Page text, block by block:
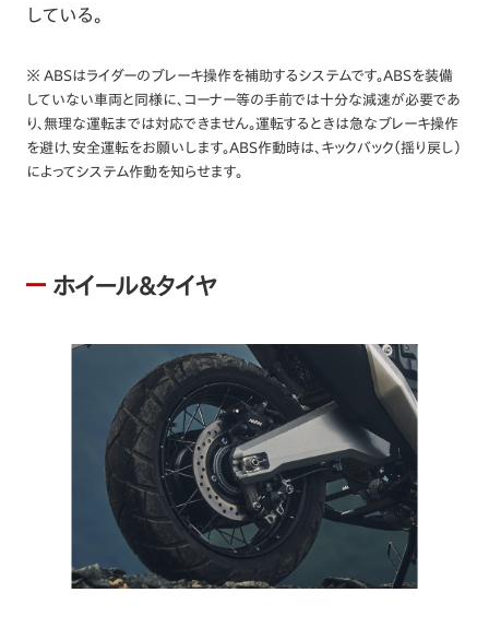
している。
※ ABSはライダーのブレーキ操作を補助するシステムです。ABSを装備
していない車両と同様に、コーナー等の手前では十分な減速が必要であ
り、無理な運転までは対応できません。運転するときは急なブレーキ操作
を避け、安全運転をお願いします。ABS作動時は、キックバック（揺り戻し）
によってシステム作動を知らせます。
ホイール&タイヤ